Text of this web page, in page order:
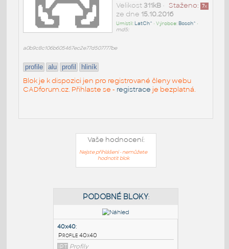
Staženo: 7x
Velikost311kB•
ze dne 15.10.2016
Umístil: LatCh^ • Výrobce: Bosch^ •
md5:
a0b9c8c106b605467ec2e77d507777be
profile alu profil hliník
Blok je k dispozici jen pro registrované členy webu
CADforum.cz. Přihlaste se - registrace je bezplatná.
Vaše hodnocení:
Nejste přihlášeni - nemůžete
hodnotit blok